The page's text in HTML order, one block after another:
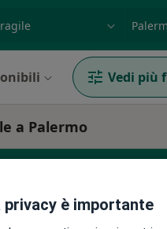
Vedi più
a Palermo
privacy è importante